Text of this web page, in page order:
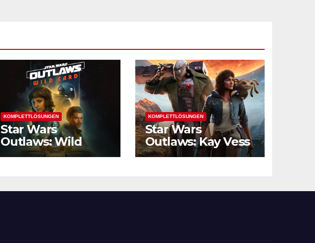
KOMPLETTLÖSUNGEN
Star Wars
Outlaws: Wild
Card
KOMPLETTLÖSUNGEN
Star Wars
Outlaws: Kay Vess
und die